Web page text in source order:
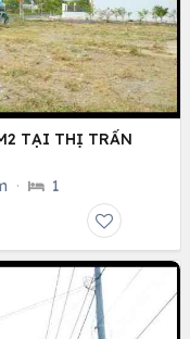
TẠI THỊ TRẤN
· 1